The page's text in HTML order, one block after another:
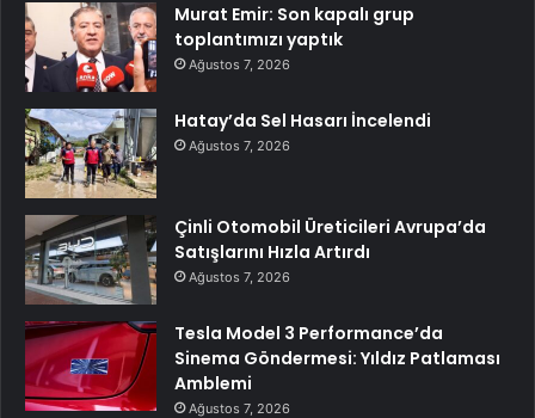
Murat Emir: Son kapalı grup
toplantımızı yaptık
Ağustos 7, 2026
Hatay’da Sel Hasarı İncelendi
Ağustos 7, 2026
Çinli Otomobil Üreticileri Avrupa’da
Satışlarını Hızla Artırdı
Ağustos 7, 2026
Tesla Model 3 Performance’da
Sinema Göndermesi: Yıldız Patlaması
Amblemi
Ağustos 7, 2026